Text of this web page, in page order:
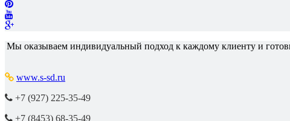
Мы оказываем индивидуальный подход к каждому клиенту и
www.s-sd.ru
+7 (927) 225-35-49
+7 (8453) 68-35-49